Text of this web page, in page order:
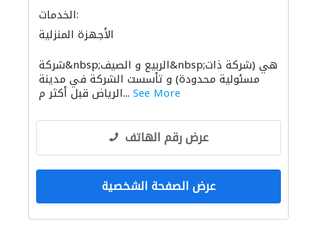
الخدمات:
الأجهزة المنزلية
شركة&nbsp;الربيع و الصيف&nbsp;هي (شركة ذات
مسئولية محدودة) و تأسست الشركة في مدينة
الرياض قبل أكثر م... See More
عرض رقم الهاتف
عرض الصفحة الشخصية